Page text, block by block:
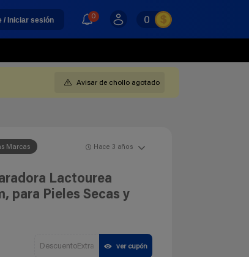
/ Iniciar sesión 0 0
Avisar de chollo agotado
Marcas Hace 3 años
Lactourea
para Pieles Secas y
DescuentoExtra ver cupón